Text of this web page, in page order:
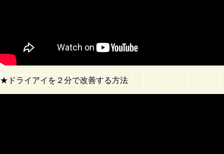
★ドライアイを２分で改善する方法